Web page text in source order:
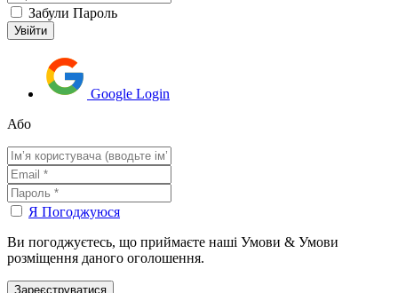
Забули Пароль
Google Login
Або
Я Погоджуюся
Ви погоджуєтесь, що приймаєте наші Умови & Умови
розміщення даного оголошення.